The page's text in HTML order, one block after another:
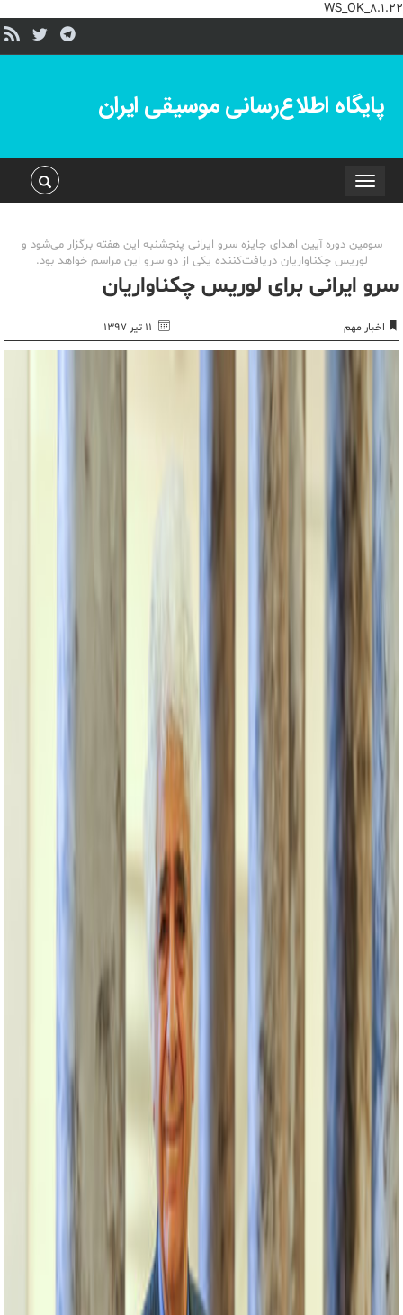
WS_OK_8.1.22
پایگاه اطلاع‌رسانی موسیقی ایران
Toggle
navigation
سومین دوره آیین اهدای جایزه سرو ایرانی پنجشنبه این هفته برگزار می‌شود و
لوریس چکناواریان دریافت‌کننده یکی از دو سرو این مراسم خواهد بود.
سرو ایرانی برای لوریس چکناواریان
اخبار مهم ۱۱ تیر ۱۳۹۷